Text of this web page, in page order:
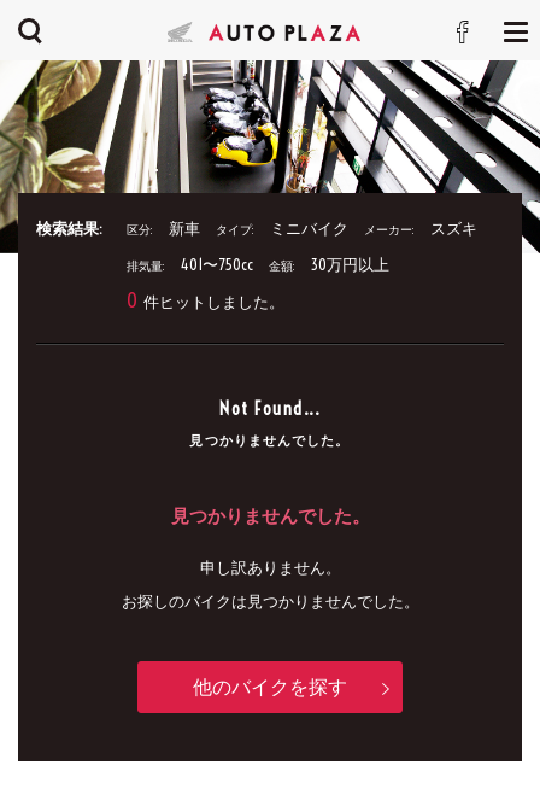
検索結果: 区分: 新車 タイプ: ミニバイク メーカー: スズキ
排気量: 401〜750cc 金額: 30万円以上
0 件ヒットしました。
Not Found...
見つかりませんでした。
見つかりませんでした。
申し訳ありません。
お探しのバイクは見つかりませんでした。
他のバイクを探す